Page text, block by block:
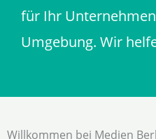
für Ihr
Umgebung. Wir
Willkommen bei Medien